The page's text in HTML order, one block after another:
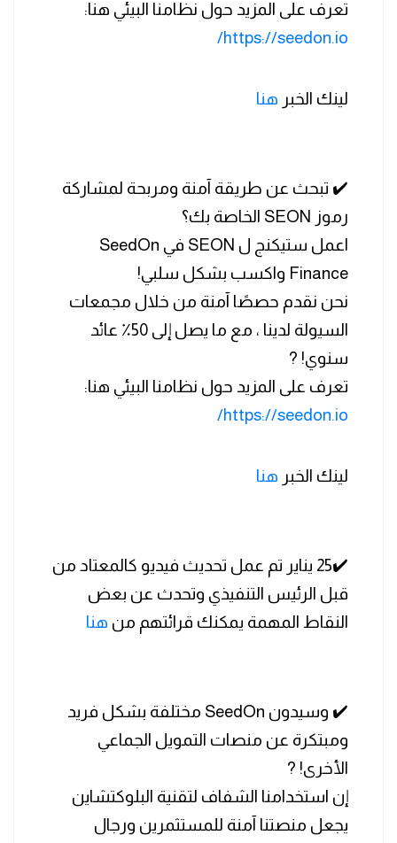
تعرف على المزيد حول نظامنا البيئي هنا:
https://seedon.io/
لينك الخبر هنا
✔️ تبحث عن طريقة آمنة ومربحة لمشاركة
رموز SEON الخاصة بك؟
اعمل ستيكنج ل SEON في SeedOn
Finance واكسب بشكل سلبي!
نحن نقدم حصصًا آمنة من خلال مجمعات
السيولة لدينا ، مع ما يصل إلى 50٪ عائد
سنوي! ?
تعرف على المزيد حول نظامنا البيئي هنا:
https://seedon.io/
لينك الخبر هنا
✔️25 يناير تم عمل تحديث فيديو كالمعتاد من
قبل الرئيس التنفيذي وتحدث عن بعض
النقاط المهمة يمكنك قرائتهم من هنا
✔️ وسيدون SeedOn مختلفة بشكل فريد
ومبتكرة عن منصات التمويل الجماعي
الأخرى! ?
إن استخدامنا الشفاف لتقنية البلوكتشاين
يجعل منصتنا آمنة للمستثمرين ورجال